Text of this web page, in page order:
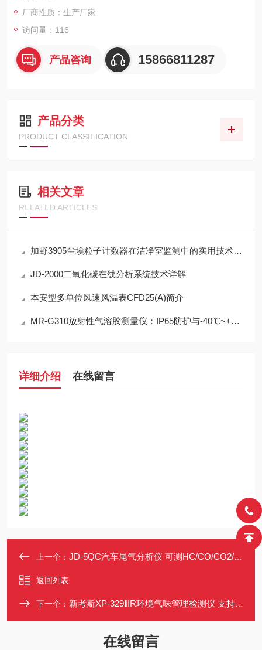
厂商性质：生产厂家
访问量：116
产品咨询 15866811287
产品分类
PRODUCT CLASSIFICATION
相关文章
RELATED ARTICLES
加野3905尘埃粒子计数器在洁净室监测中的实用技术解析
JD-2000二氧化碳在线分析系统技术详解
本安型多单位风速风温表CFD25(A)简介
MR-G310放射性气溶胶测量仪：IP65防护与-40℃~+50℃宽温工作能力
详细介绍 在线留言
上一个： JD-5QC汽车尾气分析仪 可测HC/CO/CO2/NO/O2/λ 带打印存储黑度计
返回列表
下一个： 新考斯XP-329ⅢR环境气味管理检测仪 支持活性炭过滤
在线留言